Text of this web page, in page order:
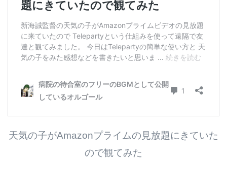
天気の子がAmazonプライムの見放題にきていた
ので観てみた